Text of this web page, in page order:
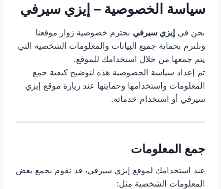
سياسة الخصوصية – إيزي سيرفي
نحن في إيزي سيرفي نحترم خصوصية زوار موقعنا
ونلتزم بحماية جميع البيانات والمعلومات الشخصية التي
يتم جمعها من خلال استخدامك للموقع.
تم إعداد سياسة الخصوصية هذه لتوضيح كيفية جمع
المعلومات واستخدامها وحمايتها عند زيارة موقع إيزي
سيرفي أو استخدام خدماته.
جمع المعلومات
عند استخدامك لموقع إيزي سيرفي، قد نقوم بجمع بعض
المعلومات الشخصية مثل: